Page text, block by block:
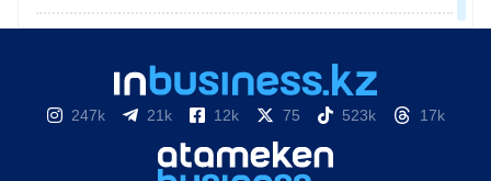
247k 21k 12k 75 523k 17k